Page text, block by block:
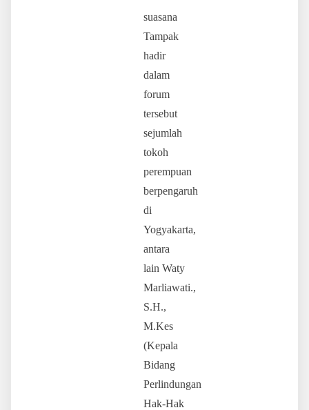
suasana
Tampak
hadir
dalam
forum
tersebut
sejumlah
tokoh
perempuan
berpengaruh
di
Yogyakarta,
antara
lain Waty
Marliawati.,
S.H.,
M.Kes
(Kepala
Bidang
Perlindungan
Hak-Hak